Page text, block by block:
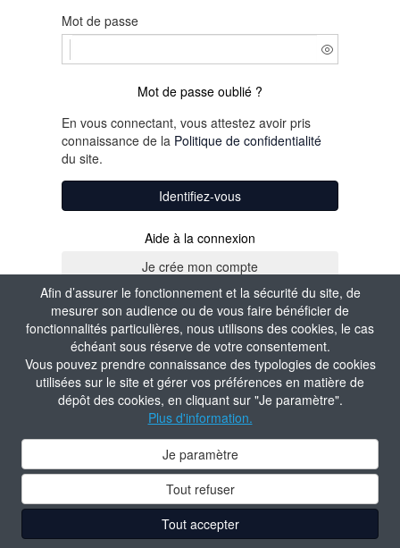
Afin d’assurer le fonctionnement et la sécurité du site, de
mesurer son audience ou de vous faire bénéficier de
fonctionnalités particulières, nous utilisons des cookies, le cas
échéant sous réserve de votre consentement.
Vous pouvez prendre connaissance des typologies de cookies
utilisées sur le site et gérer vos préférences en matière de
dépôt des cookies, en cliquant sur "Je paramètre".
Plus d'information.
Je paramètre
Tout refuser
Tout accepter
Mot de passe
Mot de passe oublié ?
En vous connectant, vous attestez avoir pris
connaissance de la Politique de confidentialité
du site.
Identifiez-vous
Aide à la connexion